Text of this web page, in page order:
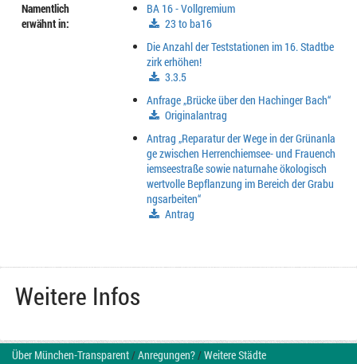
Namentlich
erwähnt in:
BA 16 - Vollgremium
23 to ba16
Die Anzahl der Teststationen im 16. Stadtbe
zirk erhöhen!
3.3.5
Anfrage „Brücke über den Hachinger Bach“
Originalantrag
Antrag „Reparatur der Wege in der Grünanla
ge zwischen Herrenchiemsee- und Frauench
iemseestraße sowie naturnahe ökologisch
wertvolle Bepflanzung im Bereich der Grabu
ngsarbeiten“
Antrag
Weitere Infos
Über München-Transparent/Anregungen?/Weitere Städte